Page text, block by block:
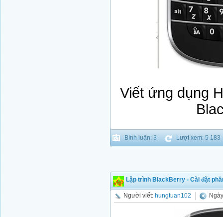
Viết ứng dụng
Bình luận: 3 Lượt xem: 5 183
Lập trình BlackBerry - Cài đặt
Người viết: hungtuan102